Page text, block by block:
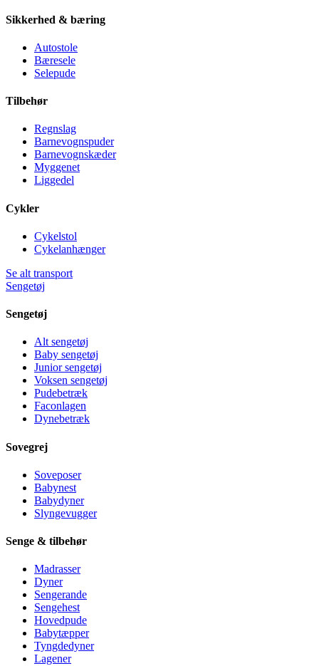
Sikkerhed & bæring
Autostole
Bæresele
Selepude
Tilbehør
Regnslag
Barnevognspuder
Barnevognskæder
Myggenet
Liggedel
Cykler
Cykelstol
Cykelanhænger
Se alt transport
Sengetøj
Sengetøj
Alt sengetøj
Baby sengetøj
Junior sengetøj
Voksen sengetøj
Pudebetræk
Faconlagen
Dynebetræk
Sovegrej
Soveposer
Babynest
Babydyner
Slyngevugger
Senge & tilbehør
Madrasser
Dyner
Sengerande
Sengehest
Hovedpude
Babytæpper
Tyngdedyner
Lagener